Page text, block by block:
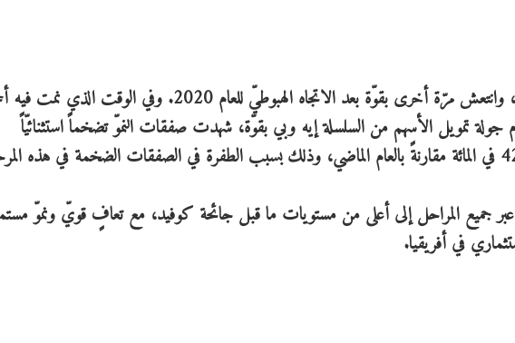
زاد متوسط حجم الجولة في جميع المراحل، وانتعش مرّة أخرى بقوّة بعد الاتجاه الهبوطيّ للعام 2020. وفي الوقت
تمويل الأسهم من السلسلة إيه وبي بقوّة، شهدت صفقات النموّ تضخماً استثنائيّاً
عبر جميع المراحل إلى أعلى من مستويات ما قبل جائحة كوفيد، مع تعافٍ قويّ ونموّ
في أفريقيا.